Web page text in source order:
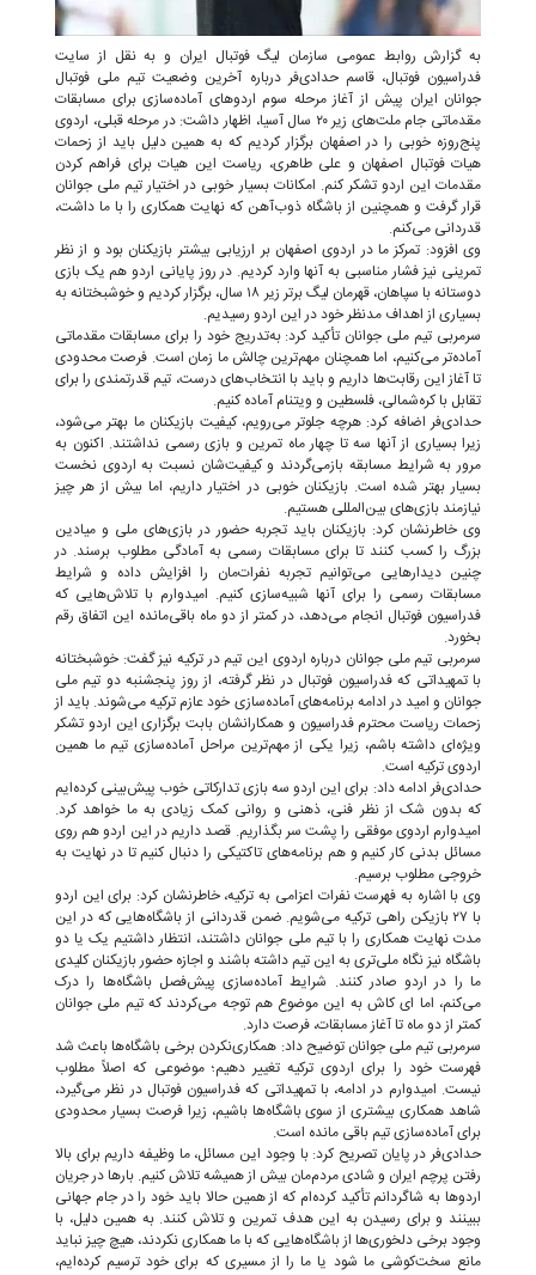
به گزارش روابط عمومی سازمان لیگ فوتبال ایران و به نقل از سایت
فدراسیون فوتبال، قاسم حدادی‌فر درباره آخرین وضعیت تیم ملی فوتبال
جوانان ایران پیش از آغاز مرحله سوم اردوهای آماده‌سازی برای مسابقات
مقدماتی جام ملت‌های زیر ۲۰ سال آسیا، اظهار داشت: در مرحله قبلی، اردوی
پنج‌روزه خوبی را در اصفهان برگزار کردیم که به همین دلیل باید از زحمات
هیات فوتبال اصفهان و علی طاهری، ریاست این هیات برای فراهم کردن
مقدمات این اردو تشکر کنم. امکانات بسیار خوبی در اختیار تیم ملی جوانان
قرار گرفت و همچنین از باشگاه ذوب‌آهن که نهایت همکاری را با ما داشت،
قدردانی می‌کنم.
وی افزود: تمرکز ما در اردوی اصفهان بر ارزیابی بیشتر بازیکنان بود و از نظر
تمرینی نیز فشار مناسبی به آنها وارد کردیم. در روز پایانی اردو هم یک بازی
دوستانه با سپاهان، قهرمان لیگ برتر زیر ۱۸ سال، برگزار کردیم و خوشبختانه به
بسیاری از اهداف مدنظر خود در این اردو رسیدیم.
سرمربی تیم ملی جوانان تأکید کرد: به‌تدریج خود را برای مسابقات مقدماتی
آماده‌تر می‌کنیم، اما همچنان مهم‌ترین چالش ما زمان است. فرصت محدودی
تا آغاز این رقابت‌ها داریم و باید با انتخاب‌های درست، تیم قدرتمندی را برای
تقابل با کره‌شمالی، فلسطین و ویتنام آماده کنیم.
حدادی‌فر اضافه کرد: هرچه جلوتر می‌رویم، کیفیت بازیکنان ما بهتر می‌شود،
زیرا بسیاری از آنها سه تا چهار ماه تمرین و بازی رسمی نداشتند. اکنون به‌
مرور به شرایط مسابقه بازمی‌گردند و کیفیت‌شان نسبت به اردوی نخست
بسیار بهتر شده است. بازیکنان خوبی در اختیار داریم، اما بیش از هر چیز
نیازمند بازی‌های بین‌المللی هستیم.
وی خاطرنشان کرد: بازیکنان باید تجربه حضور در بازی‌های ملی و میادین
بزرگ را کسب کنند تا برای مسابقات رسمی به آمادگی مطلوب برسند. در
چنین دیدارهایی می‌توانیم تجربه نفرات‌مان را افزایش داده و شرایط
مسابقات رسمی را برای آنها شبیه‌سازی کنیم. امیدوارم با تلاش‌هایی که
فدراسیون فوتبال انجام می‌دهد، در کمتر از دو ماه باقی‌مانده این اتفاق رقم
بخورد.
سرمربی تیم ملی جوانان درباره اردوی این تیم در ترکیه نیز گفت: خوشبختانه
با تمهیداتی که فدراسیون فوتبال در نظر گرفته، از روز پنجشنبه دو تیم ملی
جوانان و امید در ادامه برنامه‌های آماده‌سازی خود عازم ترکیه می‌شوند. باید از
زحمات ریاست محترم فدراسیون و همکارانشان بابت برگزاری این اردو تشکر
ویژه‌ای داشته باشم، زیرا یکی از مهم‌ترین مراحل آماده‌سازی تیم ما همین
اردوی ترکیه است.
حدادی‌فر ادامه داد: برای این اردو سه بازی تدارکاتی خوب پیش‌بینی کرده‌ایم
که بدون شک از نظر فنی، ذهنی و روانی کمک زیادی به ما خواهد کرد.
امیدوارم اردوی موفقی را پشت سر بگذاریم. قصد داریم در این اردو هم روی
مسائل بدنی کار کنیم و هم برنامه‌های تاکتیکی را دنبال کنیم تا در نهایت به
خروجی مطلوب برسیم.
وی با اشاره به فهرست نفرات اعزامی به ترکیه، خاطرنشان کرد: برای این اردو
با ۲۷ بازیکن راهی ترکیه می‌شویم. ضمن قدردانی از باشگاه‌هایی که در این
مدت نهایت همکاری را با تیم ملی جوانان داشتند، انتظار داشتیم یک یا دو
باشگاه نیز نگاه ملی‌تری به این تیم داشته باشند و اجازه حضور بازیکنان کلیدی
ما را در اردو صادر کنند. شرایط آماده‌سازی پیش‌فصل باشگاه‌ها را درک
می‌کنم، اما ای کاش به این موضوع هم توجه می‌کردند که تیم ملی جوانان
کمتر از دو ماه تا آغاز مسابقات، فرصت دارد.
سرمربی تیم ملی جوانان توضیح داد: همکاری‌نکردن برخی باشگاه‌ها باعث شد
فهرست خود را برای اردوی ترکیه تغییر دهیم؛ موضوعی که اصلاً مطلوب
نیست. امیدوارم در ادامه، با تمهیداتی که فدراسیون فوتبال در نظر می‌گیرد،
شاهد همکاری بیشتری از سوی باشگاه‌ها باشیم، زیرا فرصت بسیار محدودی
برای آماده‌سازی تیم باقی مانده است.
حدادی‌فر در پایان تصریح کرد: با وجود این مسائل، ما وظیفه داریم برای بالا
رفتن پرچم ایران و شادی مردم‌مان بیش از همیشه تلاش کنیم. بارها در جریان
اردوها به شاگردانم تأکید کرده‌ام که از همین حالا باید خود را در جام جهانی
ببینند و برای رسیدن به این هدف تمرین و تلاش کنند. به همین دلیل، با
وجود برخی دلخوری‌ها از باشگاه‌هایی که با ما همکاری نکردند، هیچ چیز نباید
مانع سخت‌کوشی ما شود یا ما را از مسیری که برای خود ترسیم کرده‌ایم،